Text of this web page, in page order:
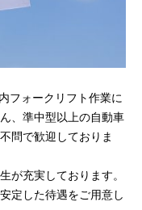
フォークリフト作業に
、準中型以上の自動車
問で歓迎しておりま
が充実しております。
定した待遇をご用意し